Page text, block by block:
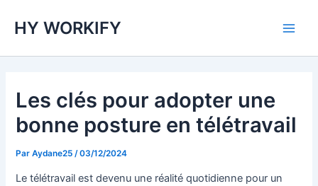
HY WORKIFY
Les clés pour adopter une
bonne posture en télétravail
ParAydane25 /03/12/2024
Le télétravail est devenu une réalité quotidienne pour un